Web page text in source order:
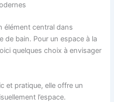
élément central dans
de bain. Pour un espace à la
quelques choix à envisager
et pratique, elle offre un
l’espace.